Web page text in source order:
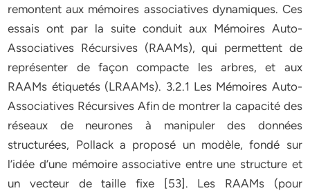
remontent aux mémoires associatives dynamiques. Ces
essais ont par la suite conduit aux Mémoires Auto-
Associatives Récursives (RAAMs), qui permettent de
représenter de façon compacte les arbres, et aux
RAAMs étiquetés (LRAAMs). 3.2.1 Les Mémoires Auto-
Associatives Récursives Afin de montrer la capacité des
réseaux de neurones à manipuler des données
structurées, Pollack a proposé un modèle, fondé sur
l’idée d’une mémoire associative entre une structure et
un vecteur de taille fixe [53]. Les RAAMs (pour